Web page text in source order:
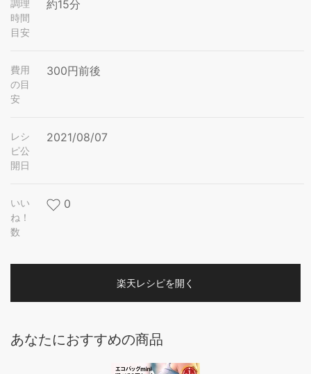
調理
時間
目安
約15分
費用
の目
安
300円前後
レシ
ピ公
開日
2021/08/07
いい
ね！
数
0
楽天レシピを開く
あなたにおすすめの商品